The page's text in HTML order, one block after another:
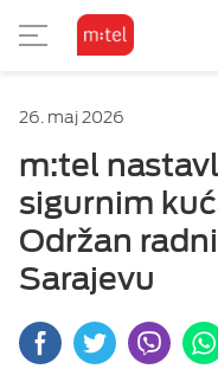
Osnovni prikaz
Visoki kontrast
Inverzan
26. maj 2026
m:tel
sigurnim
Održan
Sarajevu